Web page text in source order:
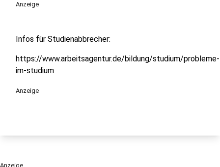
Anzeige
Infos für Studienabbrecher:
https://www.arbeitsagentur.de/bildung/studium/probleme-
im-studium
Anzeige
Anzeige